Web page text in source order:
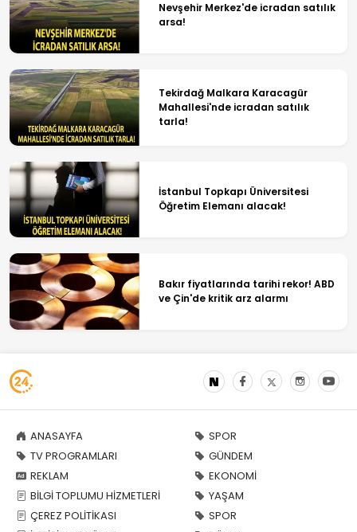
Nevşehir Merkez'de icradan satılık
arsa!
Tekirdağ Malkara Karacagür
Mahallesi'nde icradan satılık
tarla!
İstanbul Topkapı Üniversitesi
Öğretim Elemanı alacak!
Bakır fiyatlarında tarihi rekor! ABD
ve Çin'de kritik arz alarmı
ANASAYFA
TV PROGRAMLARI
REKLAM
BİLGİ TOPLUMU HİZMETLERİ
ÇEREZ POLİTİKASI
SPOR
GÜNDEM
EKONOMİ
YAŞAM
SPOR